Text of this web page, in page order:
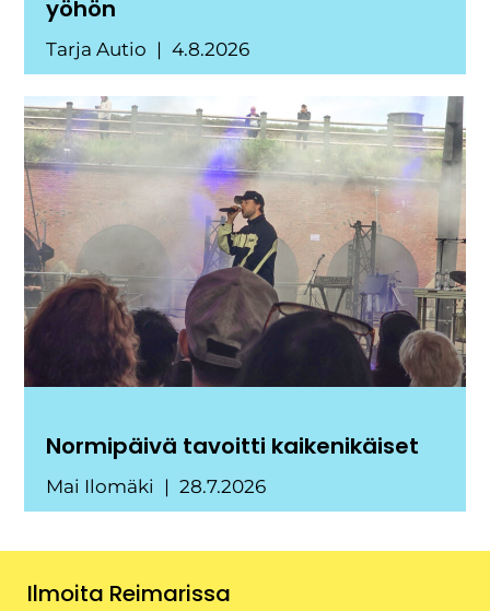
yöhön
Tarja Autio 4.8.2026
Normipäivä tavoitti kaikenikäiset
Mai Ilomäki 28.7.2026
Ilmoita Reimarissa